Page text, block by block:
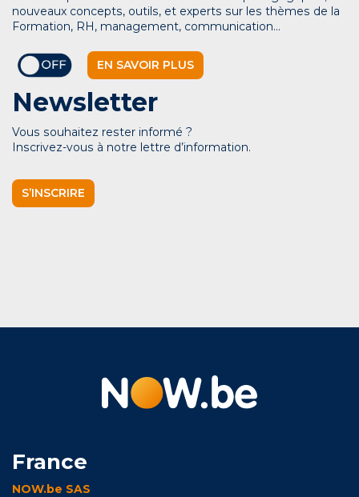
nouveaux concepts, outils, et experts sur les thèmes de la
Formation, RH, management, communication…
EN SAVOIR PLUS
Newsletter
Vous souhaitez rester informé ?
Inscrivez-vous à notre lettre d’information.
S’INSCRIRE
France
NOW.be SAS